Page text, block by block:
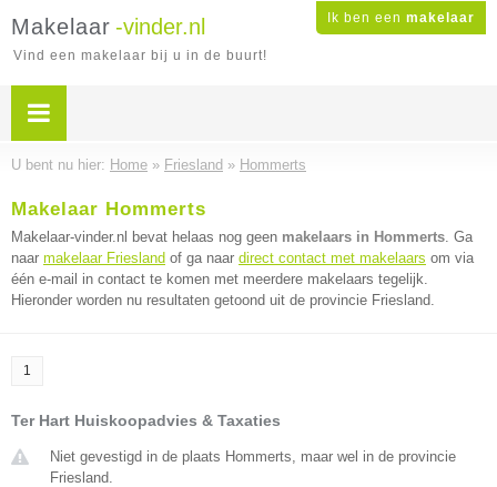
Ik ben een makelaar
Makelaar -vinder.nl
Vind een makelaar bij u in de buurt!
U bent nu hier: Home » Friesland » Hommerts
Makelaar Hommerts
Makelaar-vinder.nl bevat helaas nog geen makelaars in Hommerts. Ga
naar makelaar Friesland of ga naar direct contact met makelaars om via
één e-mail in contact te komen met meerdere makelaars tegelijk.
Hieronder worden nu resultaten getoond uit de provincie Friesland.
1
Ter Hart Huiskoopadvies & Taxaties
Niet gevestigd in de plaats Hommerts, maar wel in de provincie
Friesland.